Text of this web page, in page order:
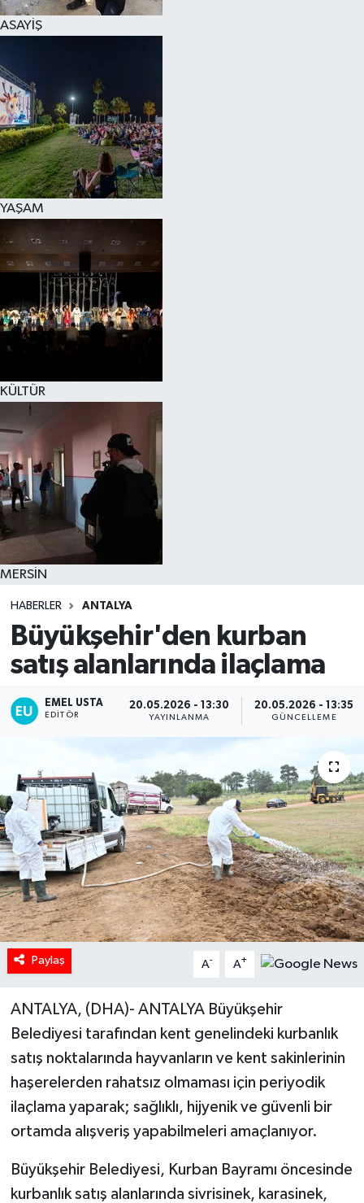
ASAYİŞ
YAŞAM
KÜLTÜR
MERSİN
HABERLER ANTALYA
Büyükşehir'den kurban
satış alanlarında ilaçlama
EMEL USTA
EDITÖR
20.05.2026 - 13:30
YAYINLANMA
20.05.2026 - 13:35
GÜNCELLEME
Paylaş A- A+
ANTALYA, (DHA)- ANTALYA Büyükşehir
Belediyesi tarafından kent genelindeki kurbanlık
satış noktalarında hayvanların ve kent sakinlerinin
haşerelerden rahatsız olmaması için periyodik
ilaçlama yaparak; sağlıklı, hijyenik ve güvenli bir
ortamda alışveriş yapabilmeleri amaçlanıyor.
Büyükşehir Belediyesi, Kurban Bayramı öncesinde
kurbanlık satış alanlarında sivrisinek, karasinek,